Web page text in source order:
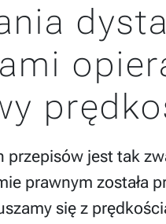
przepisów jest tak
prawnym została
się z